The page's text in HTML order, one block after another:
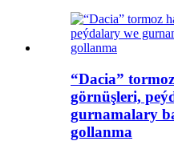
“Dacia”
görnüşleri,
gurnamalary
gollanma